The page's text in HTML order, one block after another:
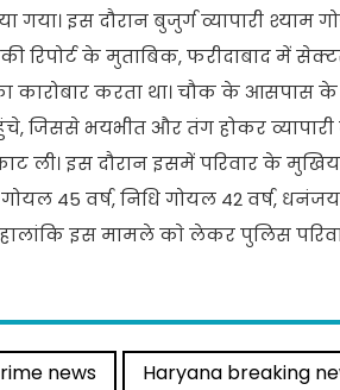
गया। इस दौरान बुजुर्ग व्यापारी
रिपोर्ट के मुताबिक, फरीदाबाद में
कारोबार करता था। चौक के आसपास
भयभीत और तंग होकर व्यापारी
इस दौरान इसमें परिवार के
45 वर्ष, निधि गोयल 42 वर्ष, धनंजय
इस मामले काे लेकर पुलिस
news Haryana breaking